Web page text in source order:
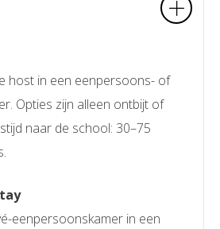
host in een eenpersoons- of
Opties zijn alleen ontbijt of
naar de school: 30–75
eenpersoonskamer in een